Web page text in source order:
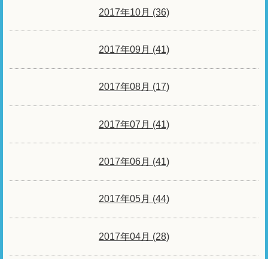
2017年10月 (36)
2017年09月 (41)
2017年08月 (17)
2017年07月 (41)
2017年06月 (41)
2017年05月 (44)
2017年04月 (28)